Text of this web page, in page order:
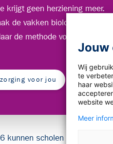
krijgt geen herziening meer.
de vakken biologie en
de methode voor en bevat
voor jou
kunnen scholen niet meer
Jouw
Wij
te
haar
website
Meer